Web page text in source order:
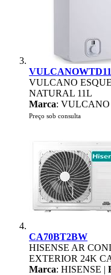
VULCANO
NATURAL 11L
Marca: VULCANO
Preço sob consulta
CA70BT2BW
HISENSE AR
EXTERIOR 24K
Marca: HISENSE |